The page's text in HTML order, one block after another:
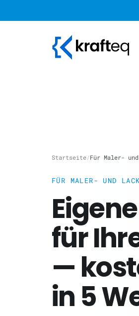
Startseite/Für Maler-
FÜR MALER- UND
für
—
in 5